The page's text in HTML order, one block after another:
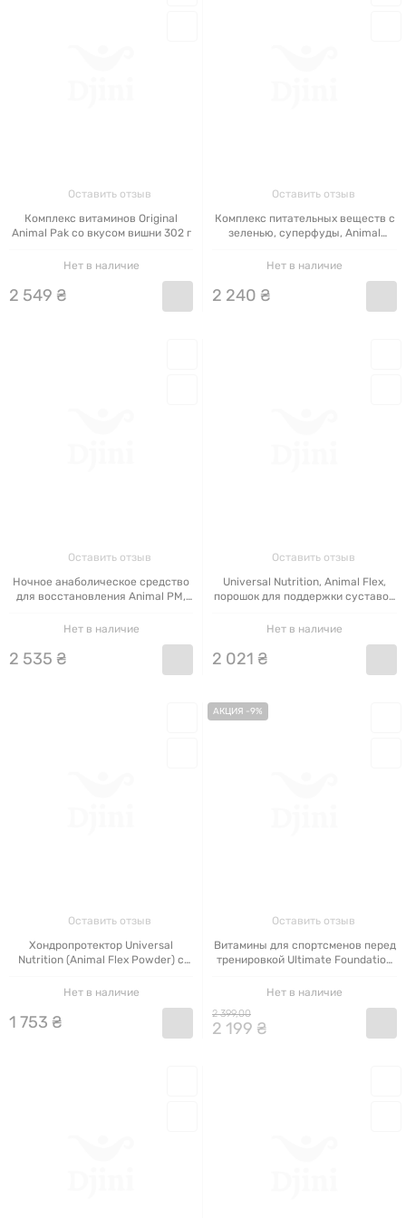
Оставить отзыв
Комплекс витаминов Original
Animal Pak со вкусом вишни 302 г
Нет в наличие
2 549 ₴
Оставить отзыв
Комплекс питательных веществ с
зеленью, суперфуды, Animal
Нет в наличие
2 240 ₴
Оставить отзыв
Ночное анаболическое средство
для восстановления Animal PM,
Нет в наличие
2 535 ₴
Оставить отзыв
Universal Nutrition, Animal Flex,
порошок для поддержки суставов
Нет в наличие
2 021 ₴
Оставить отзыв
Хондропротектор Universal
Nutrition (Animal Flex Powder) с
Нет в наличие
1 753 ₴
АКЦИЯ -9%
Оставить отзыв
Витамины для спортсменов перед
тренировкой Ultimate Foundation
Нет в наличие
2 399,00
2 199 ₴